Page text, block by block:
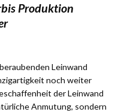
Produktion
Leinwand
noch weiter
der Leinwand
Anmutung, sondern